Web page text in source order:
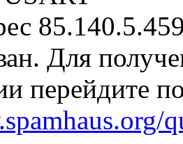
Для
перейдите